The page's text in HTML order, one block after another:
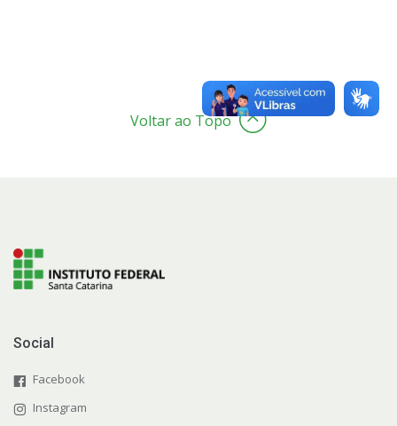
Voltar ao Topo
Social
Facebook
Instagram